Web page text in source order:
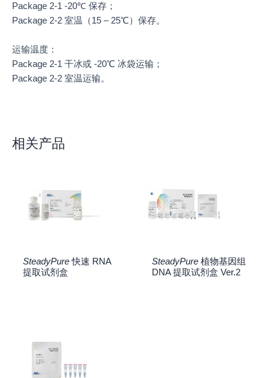
Package 2-1 -20℃ 保存；
Package 2-2 室温（15 – 25℃）保存。
运输温度：
Package 2-1 干冰或 -20℃ 冰袋运输；
Package 2-2 室温运输。
相关产品
SteadyPure快速 RNA
提取试剂盒
SteadyPure植物基因组
DNA 提取试剂盒 Ver.2